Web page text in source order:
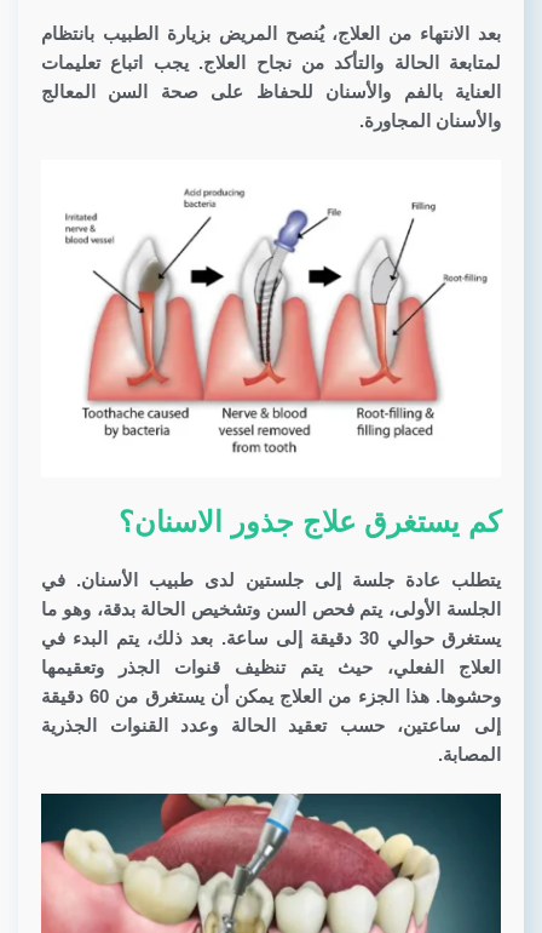
بعد الانتهاء من العلاج، يُنصح المريض بزيارة الطبيب بانتظام
لمتابعة الحالة والتأكد من نجاح العلاج. يجب اتباع تعليمات
العناية بالفم والأسنان للحفاظ على صحة السن المعالج
والأسنان المجاورة.
كم يستغرق علاج جذور الاسنان؟
يتطلب عادة جلسة إلى جلستين لدى طبيب الأسنان. في
الجلسة الأولى، يتم فحص السن وتشخيص الحالة بدقة، وهو ما
يستغرق حوالي 30 دقيقة إلى ساعة. بعد ذلك، يتم البدء في
العلاج الفعلي، حيث يتم تنظيف قنوات الجذر وتعقيمها
وحشوها. هذا الجزء من العلاج يمكن أن يستغرق من 60 دقيقة
إلى ساعتين، حسب تعقيد الحالة وعدد القنوات الجذرية
المصابة.